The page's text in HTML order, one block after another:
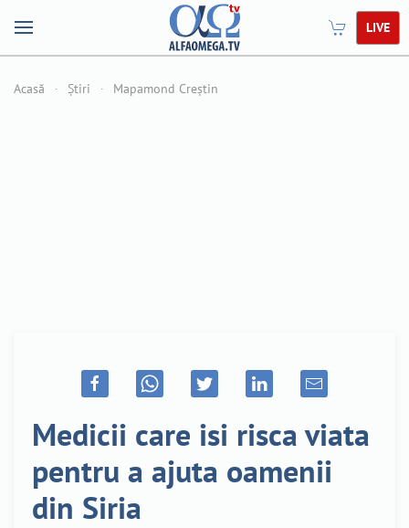
LIVE
Acasă Știri Mapamond Creștin
Medicii care isi risca viata
pentru a ajuta oamenii
din Siria